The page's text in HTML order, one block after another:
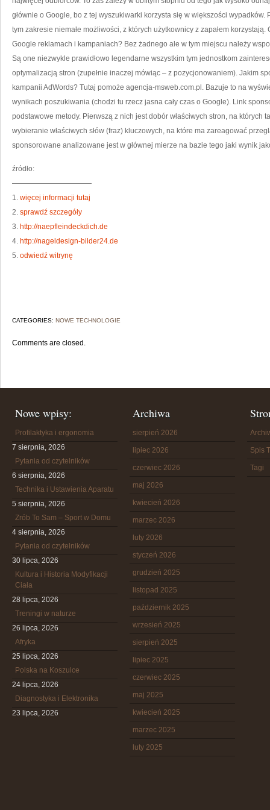
głównie o Google, bo z tej wyszukiwarki korzysta się w większości
tym zakresie niemałe możliwości, z których użytkownicy z zapałem
Google reklamach i kampaniach? Bez żadnego ale w tym miejscu należy
Są one niezwykle prawidłowo legendarne wszystkim tym jednostkom
optymalizacją stron (zupełnie inaczej mówiąc – z pozycjonowaniem). Jakim
kampanii AdWords? Tutaj pomoże agencja-msweb.com.pl. Bazuje to na
wynikach poszukiwania (chodzi tu rzecz jasna cały czas o Google). Link
podstawowe metody. Pierwszą z nich jest dobór właściwych stron, na których
wybieranie właściwych słów (fraz) kluczowych, na które ma zareagować
sponsorowane analizowane jest w głównej mierze na bazie tego jaki wynik
źródło:
———————————
1. więcej informacji tutaj
2. sprawdź szczegóły
3. http://naepfleindeckdich.de
4. http://nageldesign-bilder24.de
5. odwiedź witrynę
CATEGORIES: NOWE TECHNOLOGIE
Comments are closed.
Nowe wpisy:
Profilaktyka i ergonomia
7 sierpnia, 2026
Pytania od czytelników
6 sierpnia, 2026
Technika i Ustawienia Aparatu
5 sierpnia, 2026
Zrób To Sam – Sport w Domu
4 sierpnia, 2026
Pytania od czytelników
30 lipca, 2026
Kultura i Historia Modyfikacji
Ciała
28 lipca, 2026
Treningi w naturze
26 lipca, 2026
Afryka
25 lipca, 2026
Polska na Koszulce
24 lipca, 2026
Diagnostyka i Elektronika
23 lipca, 2026
Archiwa
sierpień 2026
lipiec 2026
czerwiec 2026
maj 2026
kwiecień 2026
marzec 2026
luty 2026
styczeń 2026
grudzień 2025
listopad 2025
październik 2025
wrzesień 2025
sierpień 2025
lipiec 2025
czerwiec 2025
maj 2025
kwiecień 2025
marzec 2025
luty 2025
Spis
Tagi